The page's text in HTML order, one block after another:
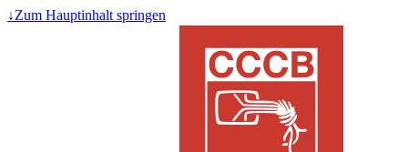
↓Zum Hauptinhalt springen